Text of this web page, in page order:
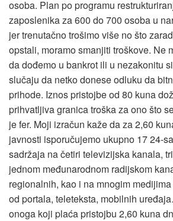
osoba. Plan po programu
zaposlenika za 600 do 700 osoba u
jer trenutačno trošimo više no što
opstali, moramo smanjiti troškove. Ne
da dođemo u bankrot ili u nezakonitu
slučaju da netko donese odluku da
prihode. Iznos pristojbe od 80 kuna
prihvatljiva granica troška za ono što
je fer. Moji izračun kaže da za 2,60
javnosti isporučujemo ukupno 17 24-
sadržaja na četiri televizijska kanala,
jednom međunarodnom radijskom
regionalnih, kao i na mnogim
od portala, teleteksta, mobilnih
onoga koji plaća pristojbu 2,60 kuna